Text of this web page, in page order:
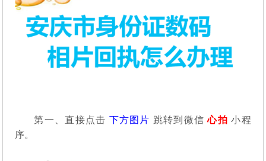
第一、直接点击 下方图片 跳转到微信心拍小程
序。